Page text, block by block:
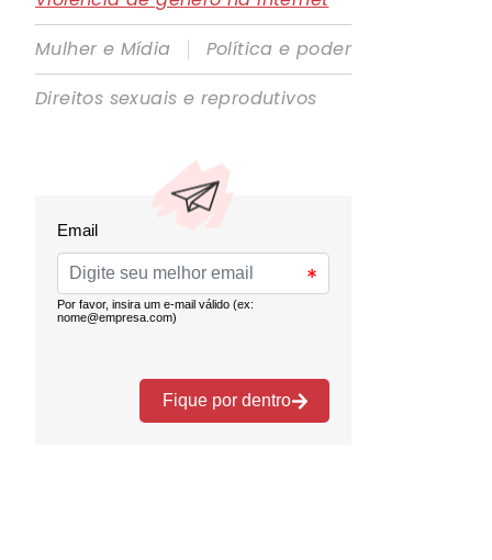
Mulher e Mídia
|
Política e poder
Direitos sexuais e reprodutivos